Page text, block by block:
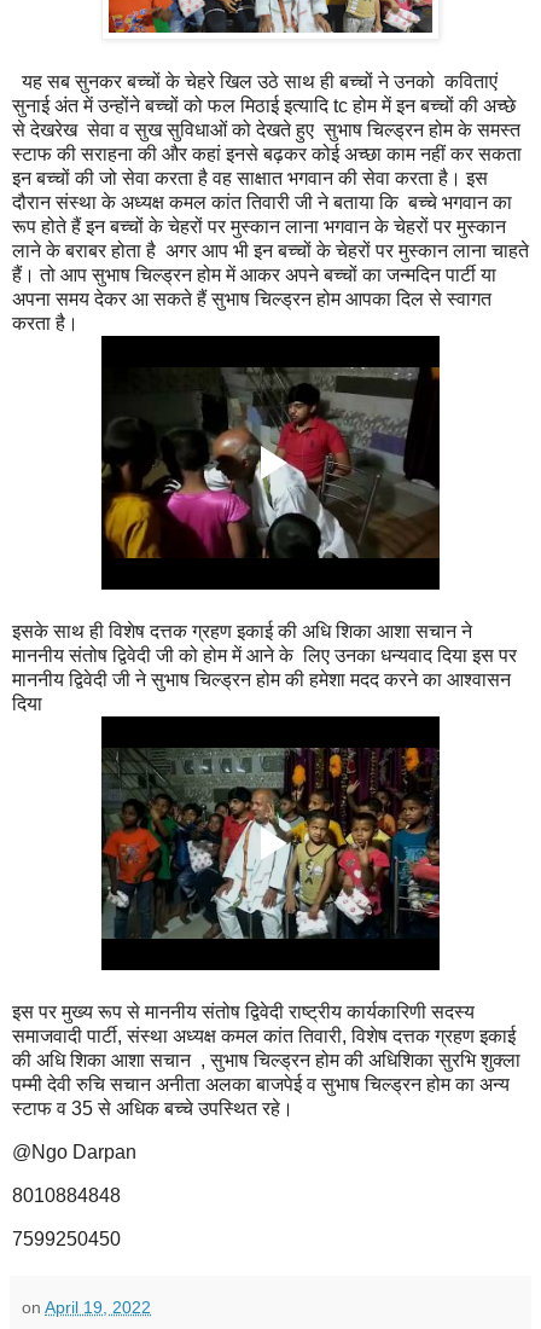
यह सब सुनकर बच्चों के चेहरे खिल उठे साथ ही बच्चों ने उनको कविताएं
सुनाई अंत में उन्होंने बच्चों को फल मिठाई इत्यादि tc होम में इन बच्चों की अच्छे
से देखरेख सेवा व सुख सुविधाओं को देखते हुए सुभाष चिल्ड्रन होम के समस्त
स्टाफ की सराहना की और कहां इनसे बढ़कर कोई अच्छा काम नहीं कर सकता
इन बच्चों की जो सेवा करता है वह साक्षात भगवान की सेवा करता है। इस
दौरान संस्था के अध्यक्ष कमल कांत तिवारी जी ने बताया कि बच्चे भगवान का
रूप होते हैं इन बच्चों के चेहरों पर मुस्कान लाना भगवान के चेहरों पर मुस्कान
लाने के बराबर होता है अगर आप भी इन बच्चों के चेहरों पर मुस्कान लाना चाहते
हैं। तो आप सुभाष चिल्ड्रन होम में आकर अपने बच्चों का जन्मदिन पार्टी या
अपना समय देकर आ सकते हैं सुभाष चिल्ड्रन होम आपका दिल से स्वागत
करता है।
इसके साथ ही विशेष दत्तक ग्रहण इकाई की अधि शिका आशा सचान ने
माननीय संतोष द्विवेदी जी को होम में आने के लिए उनका धन्यवाद दिया इस पर
माननीय द्विवेदी जी ने सुभाष चिल्ड्रन होम की हमेशा मदद करने का आश्वासन
दिया
इस पर मुख्य रूप से माननीय संतोष द्विवेदी राष्ट्रीय कार्यकारिणी सदस्य
समाजवादी पार्टी, संस्था अध्यक्ष कमल कांत तिवारी, विशेष दत्तक ग्रहण इकाई
की अधि शिका आशा सचान , सुभाष चिल्ड्रन होम की अधिशिका सुरभि शुक्ला
पम्मी देवी रुचि सचान अनीता अलका बाजपेई व सुभाष चिल्ड्रन होम का अन्य
स्टाफ व 35 से अधिक बच्चे उपस्थित रहे।
@Ngo Darpan
8010884848
7599250450
on April 19, 2022